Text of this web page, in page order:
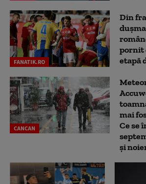
FANATIK.RO
Din
pornit
etapă
CANCAN
mai
Ce se
și